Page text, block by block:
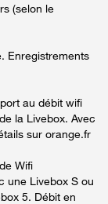
(selon le
Enregistrements
au débit wifi
la Livebox. Avec
sur orange.fr
Wifi
une Livebox S ou
5. Débit en